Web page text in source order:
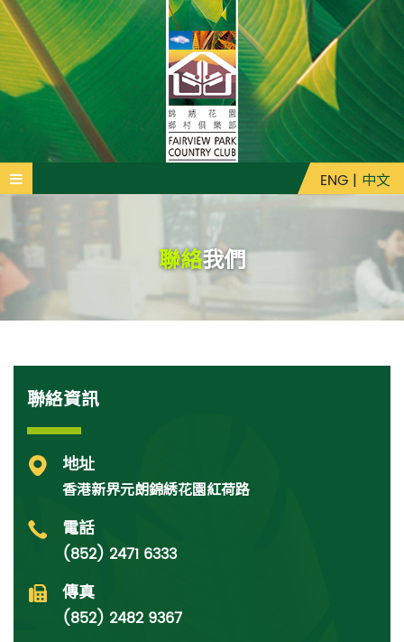
ENG | 中文
聯絡我們
聯絡資訊
地址
香港新界元朗錦綉花園紅荷路
電話
(852) 2471 6333
傳真
(852) 2482 9367